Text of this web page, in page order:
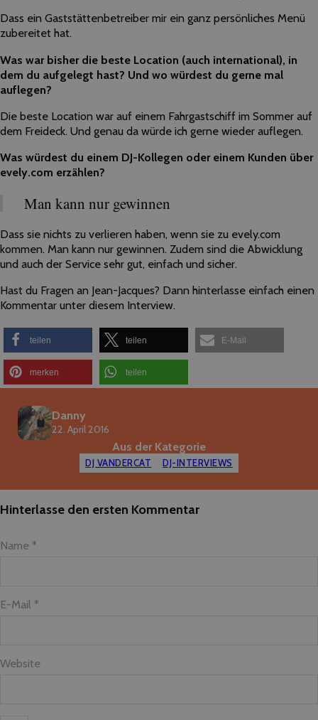
Dass ein Gaststättenbetreiber mir ein ganz persönliches Menü
zubereitet hat.
Was war bisher die beste Location (auch international), in
dem du aufgelegt hast? Und wo würdest du gerne mal
auflegen?
Die beste Location war auf einem Fahrgastschiff im Sommer auf
dem Freideck. Und genau da würde ich gerne wieder auflegen.
Was würdest du einem DJ-Kollegen oder einem Kunden über
evely.com erzählen?
Man kann nur gewinnen
Dass sie nichts zu verlieren haben, wenn sie zu evely.com
kommen. Man kann nur gewinnen. Zudem sind die Abwicklung
und auch der Service sehr gut, einfach und sicher.
Hast du Fragen an Jean-Jacques? Dann hinterlasse einfach einen
Kommentar unter diesem Interview.
teilen teilen E-Mail
merken teilen
Danny
22. April 2016
Aus der Kategorie
DJ VANDERCAT DJ-INTERVIEWS
Hinterlasse den ersten Kommentar
Name *
E-Mail *
Website